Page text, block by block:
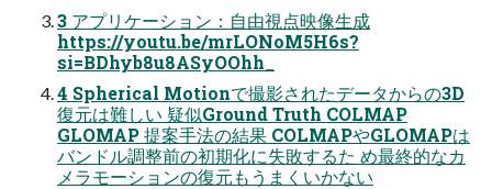
3 アプリケーション：自由視点映像生成
https://youtu.be/mrLONoM5H6s?
si=BDhyb8u8ASyOOhh_
4 Spherical Motionで撮影されたデータからの3D
復元は難しい 疑似Ground Truth COLMAP
GLOMAP 提案手法の結果 COLMAPやGLOMAPは
バンドル調整前の初期化に失敗するた め最終的なカ
メラモーションの復元もうまくいかない